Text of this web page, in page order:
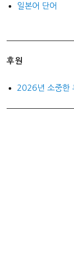
일본어 단어
후원
2026년 소중한